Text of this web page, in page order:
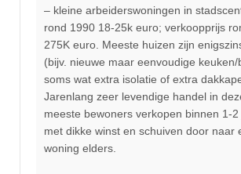
– kleine arbeiderswoningen in
rond 1990 18-25k euro; verkoopprijs
275K euro. Meeste huizen zijn
(bijv. nieuwe maar eenvoudige keuken/
soms wat extra isolatie of extra
Jarenlang zeer levendige handel in
meeste bewoners verkopen binnen 1-
met dikke winst en schuiven door naar
woning elders.